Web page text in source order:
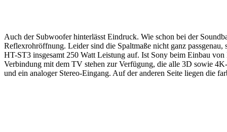
Auch der Subwoofer hinterlässt Eindruck. Wie schon bei der
Reflexrohröffnung. Leider sind die Spaltmaße nicht ganz
HT-ST3 insgesamt 250 Watt Leistung auf. Ist Sony beim Einbau
Verbindung mit dem TV stehen zur Verfügung, die alle 3D sowie
und ein analoger Stereo-Eingang. Auf der anderen Seite liegen die